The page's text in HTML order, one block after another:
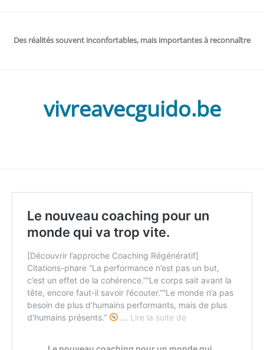
Des réalités souvent inconfortables, mais importantes à reconnaître
vivreavecguido.be